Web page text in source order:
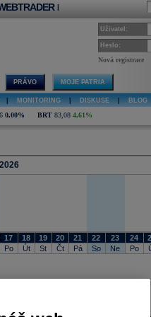
|
Uživatel:
Heslo:
Nová registrace
PRÁVO MOJE PATRIA
MONITORING DISKUSE BLOG
0,00% BRT 83,08 4,61%
17 18 19 20 21 22 23 24
Po Út St Čt Pá So Ne Po